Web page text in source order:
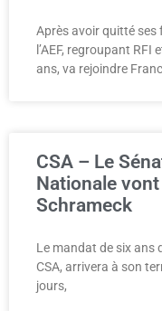
Après avoir quitté ses
l’AEF, regroupant
ans, va rejoindre
CSA – Le
Nationale
Schrameck
Le mandat de six ans
CSA, arrivera à son
jours,